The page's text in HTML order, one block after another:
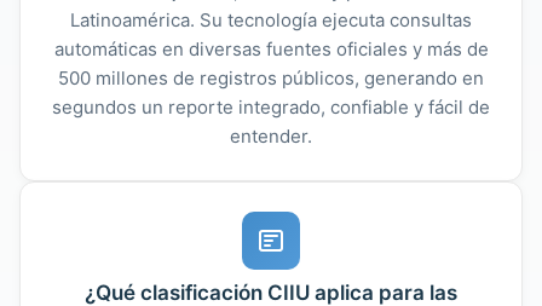
Latinoamérica. Su tecnología ejecuta consultas
automáticas en diversas fuentes oficiales y más de
500 millones de registros públicos, generando en
segundos un reporte integrado, confiable y fácil de
entender.
¿Qué clasificación CIIU aplica para las